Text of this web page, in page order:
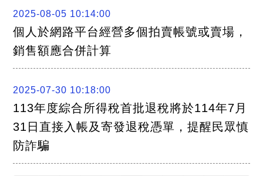
2025-08-05 10:14:00
個人於網路平台經營多個拍賣帳號或賣場，
銷售額應合併計算
2025-07-30 10:18:00
113年度綜合所得稅首批退稅將於114年7月
31日直接入帳及寄發退稅憑單，提醒民眾慎
防詐騙